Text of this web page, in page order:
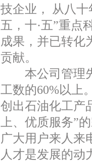
技企业， 从八十
五，十·五”重点
成果，并已转化
贡献。
本公司管理先
工数的60%以上
创出石油化工产
上、优质服务”
广大用户来人来
人才是发展的动